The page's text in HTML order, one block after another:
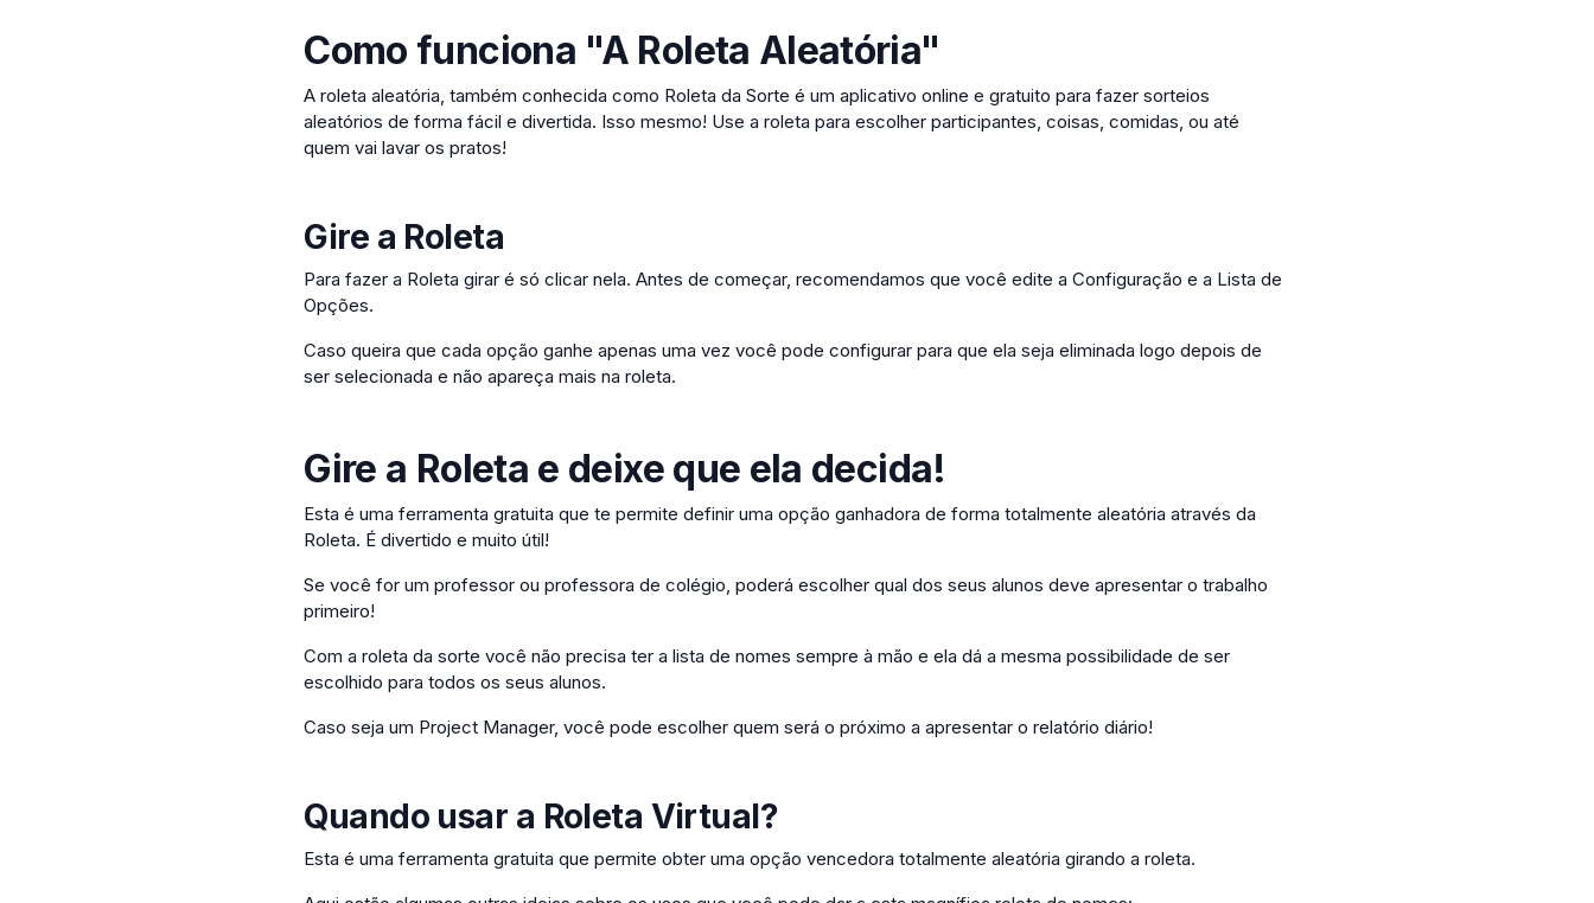
Como funciona "A Roleta Aleatória"
A roleta aleatória, também conhecida como Roleta da Sorte é um aplicativo online e gratuito para fazer sorteios
aleatórios de forma fácil e divertida. Isso mesmo! Use a roleta para escolher participantes, coisas, comidas, ou até
quem vai lavar os pratos!
Gire a Roleta
Para fazer a Roleta girar é só clicar nela. Antes de começar, recomendamos que você edite a Configuração e a Lista de
Opções.
Caso queira que cada opção ganhe apenas uma vez você pode configurar para que ela seja eliminada logo depois de
ser selecionada e não apareça mais na roleta.
Gire a Roleta e deixe que ela decida!
Esta é uma ferramenta gratuita que te permite definir uma opção ganhadora de forma totalmente aleatória através da
Roleta. É divertido e muito útil!
Se você for um professor ou professora de colégio, poderá escolher qual dos seus alunos deve apresentar o trabalho
primeiro!
Com a roleta da sorte você não precisa ter a lista de nomes sempre à mão e ela dá a mesma possibilidade de ser
escolhido para todos os seus alunos.
Caso seja um Project Manager, você pode escolher quem será o próximo a apresentar o relatório diário!
Quando usar a Roleta Virtual?
Esta é uma ferramenta gratuita que permite obter uma opção vencedora totalmente aleatória girando a roleta.